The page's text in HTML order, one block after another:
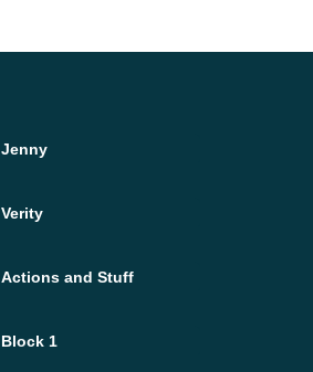
Jenny
Verity
Actions and Stuff
1 Block